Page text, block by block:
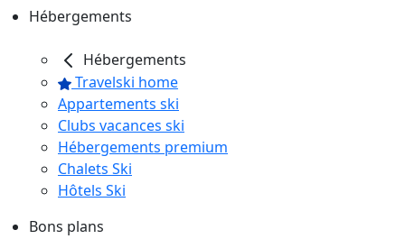
Hébergements
Hébergements
Travelski home
Appartements ski
Clubs vacances ski
Hébergements premium
Chalets Ski
Hôtels Ski
Bons plans